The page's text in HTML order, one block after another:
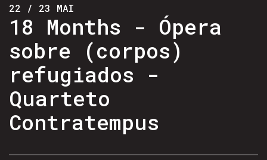
22 / 23 MAI
18 Months - Ópera
sobre (corpos)
refugiados -
Quarteto
Contratempus